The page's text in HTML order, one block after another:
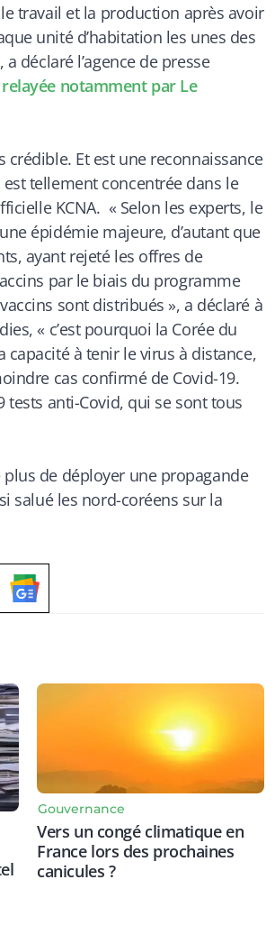
travail et la production après avoir
unité d’habitation les unes des
déclaré l’agence de presse
relayée notamment par Le
crédible. Et est une reconnaissance
tellement concentrée dans le
KCNA. « Selon les experts, le
épidémie majeure, d’autant que
ayant rejeté les offres de
par le biais du programme
sont distribués », a déclaré à
« c’est pourquoi la Corée du
capacité à tenir le virus à distance,
cas confirmé de Covid-19.
tests anti-Covid, qui se sont tous
de déployer une propagande
salué les nord-coréens sur la
Gouvernance
Vers un congé climatique en
France lors des prochaines
canicules ?